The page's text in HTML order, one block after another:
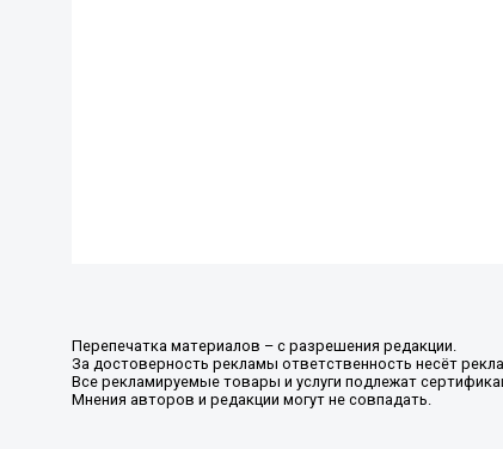
Перепечатка материалов – с разрешения редакции.
За достоверность рекламы ответственность несёт
Все рекламируемые товары и услуги подлежат
Мнения авторов и редакции могут не совпадать.